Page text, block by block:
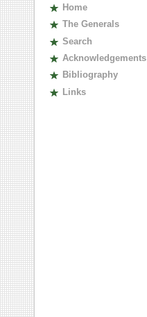
Home
The Generals
Search
Acknowledgements
Bibliography
Links